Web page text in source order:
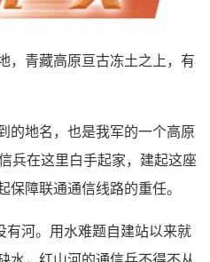
，青藏高原亘古冻土之上，有
的地名，也是我军的一个高原
兵在这里白手起家，建起这座
障联通通信线路的重任。
有河。用水难题自建站以来就